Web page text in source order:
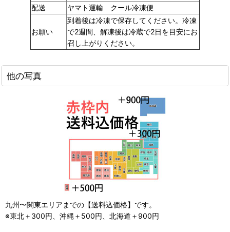
配送
ヤマト運輸 クール冷凍便
お願い
到着後は冷凍で保存してください。冷凍
で2週間、解凍後は冷蔵で2日を目安にお
召し上がりください。
他の写真
九州〜関東エリアまでの【送料込価格】です。
※東北＋300円、沖縄＋500円、北海道＋900円